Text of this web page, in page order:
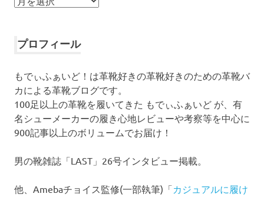
イ
プロフィール
もでぃふぁいど！は革靴好きの革靴好きのための革靴バ
カによる革靴ブログです。
100足以上の革靴を履いてきた もでぃふぁいど が、有
名シューメーカーの履き心地レビューや考察等を中心に
900記事以上のボリュームでお届け！
男の靴雑誌「LAST」26号インタビュー掲載。
他、Amebaチョイス監修(一部執筆)「カジュアルに履け